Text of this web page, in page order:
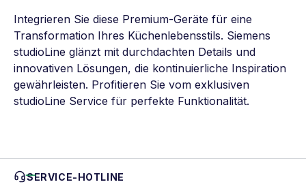
Integrieren Sie diese Premium-Geräte für eine
Transformation Ihres Küchenlebensstils. Siemens
studioLine glänzt mit durchdachten Details und
innovativen Lösungen, die kontinuierliche Inspiration
gewährleisten. Profitieren Sie vom exklusiven
studioLine Service für perfekte Funktionalität.
SERVICE-HOTLINE